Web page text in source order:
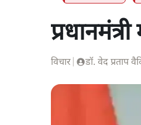
विचार डॉ. वेद प्रताप